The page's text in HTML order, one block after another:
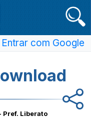
Entrar com Google
Liberato